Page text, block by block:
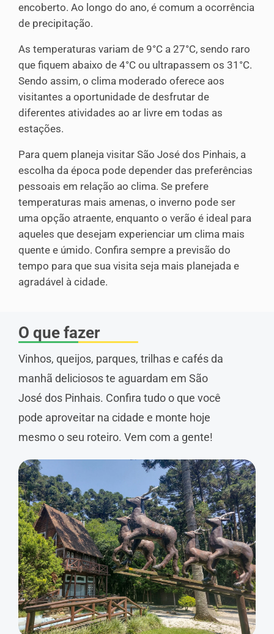
encoberto. Ao longo do ano, é comum a ocorrência
de precipitação.
As temperaturas variam de 9°C a 27°C, sendo raro
que fiquem abaixo de 4°C ou ultrapassem os 31°C.
Sendo assim, o clima moderado oferece aos
visitantes a oportunidade de desfrutar de
diferentes atividades ao ar livre em todas as
estações.
Para quem planeja visitar São José dos Pinhais, a
escolha da época pode depender das preferências
pessoais em relação ao clima. Se prefere
temperaturas mais amenas, o inverno pode ser
uma opção atraente, enquanto o verão é ideal para
aqueles que desejam experienciar um clima mais
quente e úmido. Confira sempre a previsão do
tempo para que sua visita seja mais planejada e
agradável à cidade.
O que fazer
Vinhos, queijos, parques, trilhas e cafés da
manhã deliciosos te aguardam em São
José dos Pinhais. Confira tudo o que você
pode aproveitar na cidade e monte hoje
mesmo o seu roteiro. Vem com a gente!